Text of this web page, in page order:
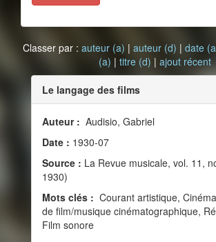
Classer par : auteur (a) | auteur (d) | date
(a) | titre (d) | ajout récent
Le langage des films
Auteur : Audisio, Gabriel
Date : 1930-07
Source : La Revue musicale, vol. 11,
1930)
Mots clés : Courant artistique,
de film/musique cinématographique,
Film sonore